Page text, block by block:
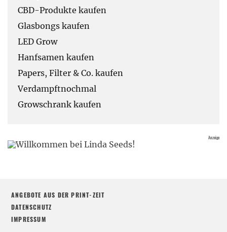
CBD-Produkte kaufen
Glasbongs kaufen
LED Grow
Hanfsamen kaufen
Papers, Filter & Co. kaufen
Verdampftnochmal
Growschrank kaufen
ANGEBOTE AUS DER PRINT-ZEIT
DATENSCHUTZ
IMPRESSUM